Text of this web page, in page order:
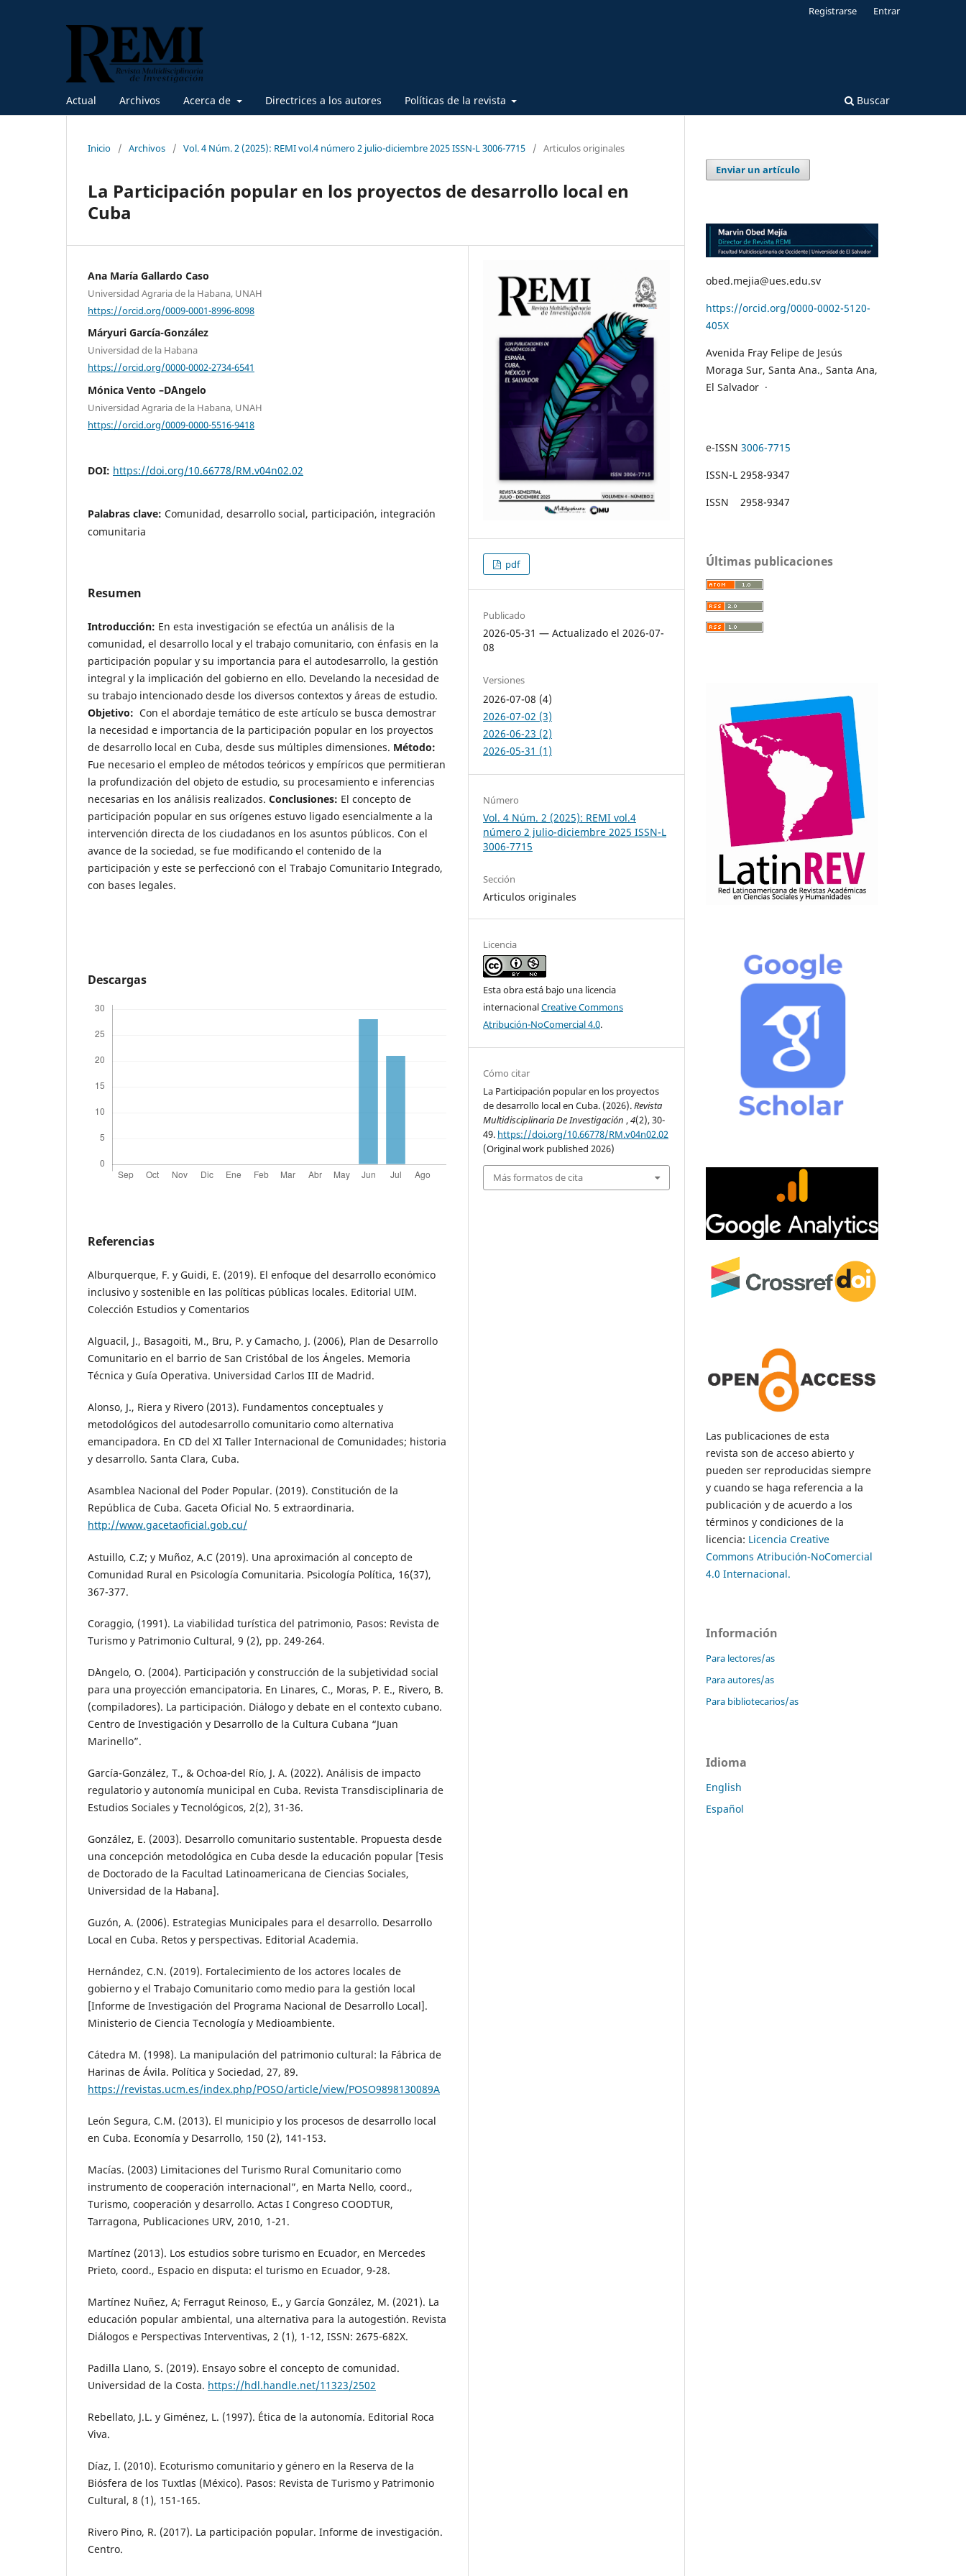
Actual Archivos Acerca de Directrices a los autores Políticas de la revista Buscar
Registrarse Entrar
Inicio / Archivos / Vol. 4 Núm. 2 (2025): REMI vol.4 número 2 julio-diciembre 2025 ISSN-L 3006-7715 / Articulos originales
La Participación popular en los proyectos de desarrollo local en
Cuba
Ana María Gallardo Caso
Universidad Agraria de la Habana, UNAH
https://orcid.org/0009-0001-8996-8098
Máryuri García-González
Universidad de la Habana
https://orcid.org/0000-0002-2734-6541
Mónica Vento –D´Angelo
Universidad Agraria de la Habana, UNAH
https://orcid.org/0009-0000-5516-9418
DOI: https://doi.org/10.66778/RM.v04n02.02
Palabras clave: Comunidad, desarrollo social, participación, integración
comunitaria
Resumen
Introducción: En esta investigación se efectúa un análisis de la
comunidad, el desarrollo local y el trabajo comunitario, con énfasis en la
participación popular y su importancia para el autodesarrollo, la gestión
integral y la implicación del gobierno en ello. Develando la necesidad de
su trabajo intencionado desde los diversos contextos y áreas de estudio.
Objetivo: Con el abordaje temático de este artículo se busca demostrar
la necesidad e importancia de la participación popular en los proyectos
de desarrollo local en Cuba, desde sus múltiples dimensiones. Método:
Fue necesario el empleo de métodos teóricos y empíricos que permitieran
la profundización del objeto de estudio, su procesamiento e inferencias
necesarias en los análisis realizados. Conclusiones: El concepto de
participación popular en sus orígenes estuvo ligado esencialmente a la
intervención directa de los ciudadanos en los asuntos públicos. Con el
avance de la sociedad, se fue modificando el contenido de la
participación y este se perfeccionó con el Trabajo Comunitario Integrado,
con bases legales.
Descargas
Referencias
Alburquerque, F. y Guidi, E. (2019). El enfoque del desarrollo económico
inclusivo y sostenible en las políticas públicas locales. Editorial UIM.
Colección Estudios y Comentarios
Alguacil, J., Basagoiti, M., Bru, P. y Camacho, J. (2006), Plan de Desarrollo
Comunitario en el barrio de San Cristóbal de los Ángeles. Memoria
Técnica y Guía Operativa. Universidad Carlos III de Madrid.
Alonso, J., Riera y Rivero (2013). Fundamentos conceptuales y
metodológicos del autodesarrollo comunitario como alternativa
emancipadora. En CD del XI Taller Internacional de Comunidades; historia
y desarrollo. Santa Clara, Cuba.
Asamblea Nacional del Poder Popular. (2019). Constitución de la
República de Cuba. Gaceta Oficial No. 5 extraordinaria.
http://www.gacetaoficial.gob.cu/
Astuillo, C.Z; y Muñoz, A.C (2019). Una aproximación al concepto de
Comunidad Rural en Psicología Comunitaria. Psicología Política, 16(37),
367-377.
Coraggio, (1991). La viabilidad turística del patrimonio, Pasos: Revista de
Turismo y Patrimonio Cultural, 9 (2), pp. 249-264.
D`Angelo, O. (2004). Participación y construcción de la subjetividad social
para una proyección emancipatoria. En Linares, C., Moras, P. E., Rivero, B.
(compiladores). La participación. Diálogo y debate en el contexto cubano.
Centro de Investigación y Desarrollo de la Cultura Cubana “Juan
Marinello”.
García-González, T., & Ochoa-del Río, J. A. (2022). Análisis de impacto
regulatorio y autonomía municipal en Cuba. Revista Transdisciplinaria de
Estudios Sociales y Tecnológicos, 2(2), 31-36.
González, E. (2003). Desarrollo comunitario sustentable. Propuesta desde
una concepción metodológica en Cuba desde la educación popular [Tesis
de Doctorado de la Facultad Latinoamericana de Ciencias Sociales,
Universidad de la Habana].
Guzón, A. (2006). Estrategias Municipales para el desarrollo. Desarrollo
Local en Cuba. Retos y perspectivas. Editorial Academia.
Hernández, C.N. (2019). Fortalecimiento de los actores locales de
gobierno y el Trabajo Comunitario como medio para la gestión local
[Informe de Investigación del Programa Nacional de Desarrollo Local].
Ministerio de Ciencia Tecnología y Medioambiente.
Cátedra M. (1998). La manipulación del patrimonio cultural: la Fábrica de
Harinas de Ávila. Política y Sociedad, 27, 89.
https://revistas.ucm.es/index.php/POSO/article/view/POSO9898130089A
León Segura, C.M. (2013). El municipio y los procesos de desarrollo local
en Cuba. Economía y Desarrollo, 150 (2), 141-153.
Macías. (2003) Limitaciones del Turismo Rural Comunitario como
instrumento de cooperación internacional”, en Marta Nello, coord.,
Turismo, cooperación y desarrollo. Actas I Congreso COODTUR,
Tarragona, Publicaciones URV, 2010, 1-21.
Martínez (2013). Los estudios sobre turismo en Ecuador, en Mercedes
Prieto, coord., Espacio en disputa: el turismo en Ecuador, 9-28.
Martínez Nuñez, A; Ferragut Reinoso, E., y García González, M. (2021). La
educación popular ambiental, una alternativa para la autogestión. Revista
Diálogos e Perspectivas Interventivas, 2 (1), 1-12, ISSN: 2675-682X.
Padilla Llano, S. (2019). Ensayo sobre el concepto de comunidad.
Universidad de la Costa. https://hdl.handle.net/11323/2502
Rebellato, J.L. y Giménez, L. (1997). Ética de la autonomía. Editorial Roca
Viva.
Díaz, I. (2010). Ecoturismo comunitario y género en la Reserva de la
Biósfera de los Tuxtlas (México). Pasos: Revista de Turismo y Patrimonio
Cultural, 8 (1), 151-165.
Rivero Pino, R. (2017). La participación popular. Informe de investigación.
Centro.
pdf
Publicado
2026-05-31 — Actualizado el 2026-07-
08
Versiones
2026-07-08 (4)
2026-07-02 (3)
2026-06-23 (2)
2026-05-31 (1)
Número
Vol. 4 Núm. 2 (2025): REMI vol.4
número 2 julio-diciembre 2025 ISSN-L
3006-7715
Sección
Articulos originales
Licencia
Esta obra está bajo una licencia
internacionalCreative Commons
Atribución-NoComercial 4.0.
Cómo citar
La Participación popular en los proyectos
de desarrollo local en Cuba. (2026).Revista
Multidisciplinaria De Investigación,4(2), 30-
49. https://doi.org/10.66778/RM.v04n02.02
(Original work published 2026)
Más formatos de cita
Enviar un artículo
obed.mejia@ues.edu.sv
https://orcid.org/0000-0002-5120-
405X
Avenida Fray Felipe de Jesús
Moraga Sur, Santa Ana., Santa Ana,
El Salvador ·
e-ISSN 3006-7715
ISSN-L 2958-9347
ISSN 2958-9347
Últimas publicaciones
Las publicaciones de esta
revista son de acceso abierto y
pueden ser reproducidas siempre
y cuando se haga referencia a la
publicación y de acuerdo a los
términos y condiciones de la
licencia: Licencia Creative
Commons Atribución-NoComercial
4.0 Internacional.
Información
Para lectores/as
Para autores/as
Para bibliotecarios/as
Idioma
English
Español